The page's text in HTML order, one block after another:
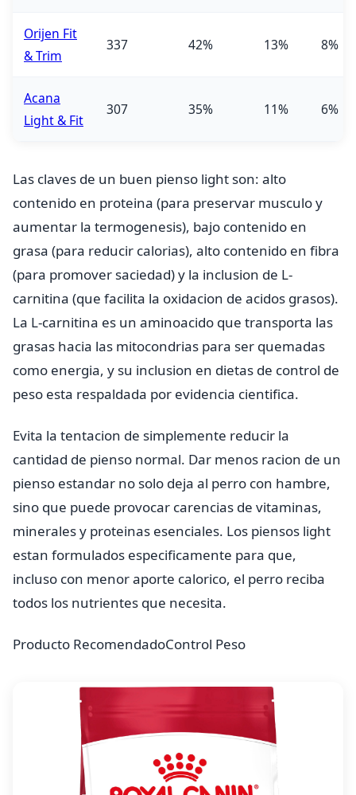
Orijen Fit
& Trim
337 42% 13% 8%
Acana
Light & Fit
307 35% 11% 6%
Las claves de un buen pienso light son: alto
contenido en proteina (para preservar musculo y
aumentar la termogenesis), bajo contenido en
grasa (para reducir calorias), alto contenido en fibra
(para promover saciedad) y la inclusion de L-
carnitina (que facilita la oxidacion de acidos grasos).
La L-carnitina es un aminoacido que transporta las
grasas hacia las mitocondrias para ser quemadas
como energia, y su inclusion en dietas de control de
peso esta respaldada por evidencia cientifica.
Evita la tentacion de simplemente reducir la
cantidad de pienso normal. Dar menos racion de un
pienso estandar no solo deja al perro con hambre,
sino que puede provocar carencias de vitaminas,
minerales y proteinas esenciales. Los piensos light
estan formulados especificamente para que,
incluso con menor aporte calorico, el perro reciba
todos los nutrientes que necesita.
Producto RecomendadoControl Peso